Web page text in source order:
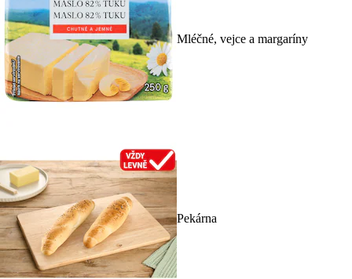
Mléčné, vejce a margaríny
Pekárna